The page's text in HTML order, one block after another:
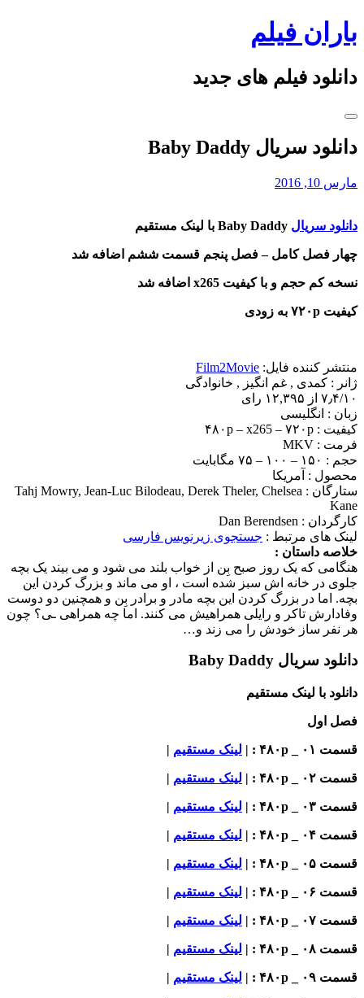
Skip
to
content
باران فیلم
دانلود فیلم های جدید
دانلود سریال Baby Daddy
مارس 10, 2016
دانلود سریال با لینک مستقیم
چهار فصل کامل – فصل پنجم قسمت ششم اضافه شد
نسخه کم حجم و با کیفیت x265 اضافه شد
کیفیت ۷۲۰p به زودی
منتشر کننده فایل: Film2Movie
ژانر : کمدی , غم انگیز , خانوادگی
۷٫۴/۱۰ از ۱۲,۳۹۵ رای
زبان : انگلیسی
کیفیت : ۴۸۰p – x265 – ۷۲۰p
فرمت : MKV
حجم : ۱۵۰ – ۱۰۰ – ۷۵ مگابایت
محصول : آمریکا
ستارگان : Tahj Mowry, Jean-Luc Bilodeau, Derek Theler, Chelsea
Kane
کارگردان : Dan Berendsen
لینک های مرتبط : جستجوی زیرنویس فارسی
خلاصه داستان :
هنگامی که یک روز صبح بِن از خواب بلند می شود و می بیند یک بچه
جلوی در خانه اش سبز شده است ، او می ماند و بزرگ کردن این
بچه. اما در بزرگ کردن این بچه مادر و برادر بِن و همچنین دو دوست
وفادارش تاکر و رایلی همراهیش می کنند. اما چه همراهی ـی؟ چون
هر نفر ساز خودش را می زند و…
دانلود سریال Baby Daddy
دانلود با لینک مستقیم
فصل اول
قسمت ۰۱ _ ۴۸۰p : | لینک مستقیم |
قسمت ۰۲ _ ۴۸۰p : | لینک مستقیم |
قسمت ۰۳ _ ۴۸۰p : | لینک مستقیم |
قسمت ۰۴ _ ۴۸۰p : | لینک مستقیم |
قسمت ۰۵ _ ۴۸۰p : | لینک مستقیم |
قسمت ۰۶ _ ۴۸۰p : | لینک مستقیم |
قسمت ۰۷ _ ۴۸۰p : | لینک مستقیم |
قسمت ۰۸ _ ۴۸۰p : | لینک مستقیم |
قسمت ۰۹ _ ۴۸۰p : | لینک مستقیم |